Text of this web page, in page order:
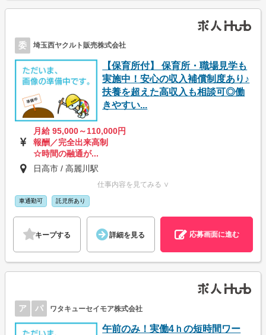
委 埼玉西ヤクルト販売株式会社
【保育所付】 保育所・職場見学も
実施中！安心の収入補償制度あり♪
扶養を超えた高収入も相談可◎働
きやすい...
月給 95,000～110,000円
報酬／完全出来高制
☆時間の融通が...
日高市 / 高麗川駅
仕事内容を見てみる ∨
車通勤可 託児所あり
キープする 詳細を見る 応募画面に進む
ア パ ワタキューセイモア株式会社
午前のみ！実働4ｈの短時間ワー